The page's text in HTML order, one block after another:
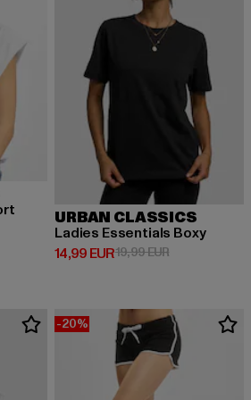
22,99 EUR
URBAN CLASSICS
Ladies Essentials Boxy
14,99 EUR
Derzeitiger Preis: 14,99 EUR
19,99 EURAktionspreis:
-20%